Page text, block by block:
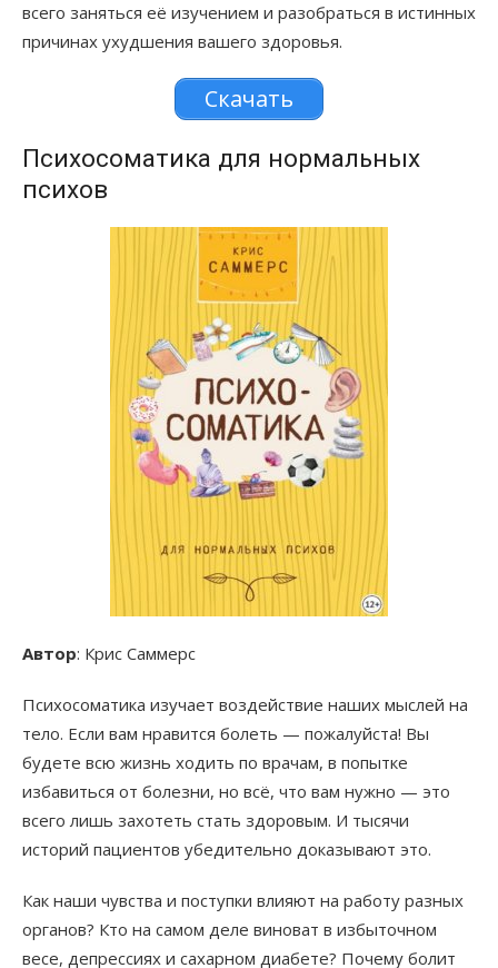
всего заняться её изучением и разобраться в истинных
причинах ухудшения вашего здоровья.
Скачать
Психосоматика для нормальных
психов
Автор: Крис Саммерс
Психосоматика изучает воздействие наших мыслей на
тело. Если вам нравится болеть — пожалуйста! Вы
будете всю жизнь ходить по врачам, в попытке
избавиться от болезни, но всё, что вам нужно — это
всего лишь захотеть стать здоровым. И тысячи
историй пациентов убедительно доказывают это.
Как наши чувства и поступки влияют на работу разных
органов? Кто на самом деле виноват в избыточном
весе, депрессиях и сахарном диабете? Почему болит